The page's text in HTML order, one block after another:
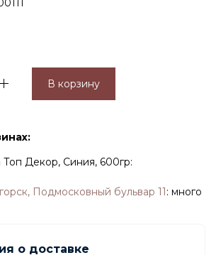
В корзину
Топ Декор, Синия, 600гр:
Подмосковный бульвар 11: много
о доставке